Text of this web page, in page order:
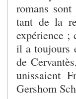
romans
tant de la
expérience ;
il a toujours
de
unissaient
Gershom